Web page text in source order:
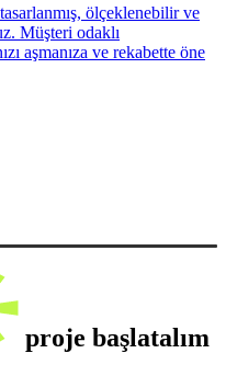
ölçeklenebilir ve
Müşteri odaklı
aşmanıza ve rekabette öne
proje başlatalım